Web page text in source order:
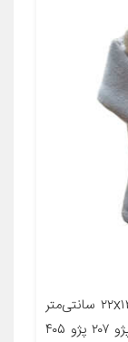
معرفی محصول جزئیات محصول ابعاد ۲۲x۱۲x۵ سانتی‌متر
جنس ویسکوز مناسب برای خودرو پژو ۲۰۶ پژو ۲۰۷ پژو ۴۰۵